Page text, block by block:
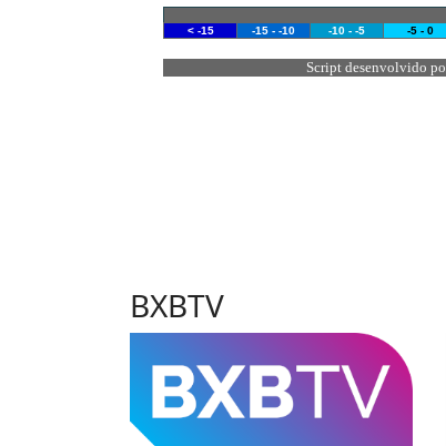
BXBTV